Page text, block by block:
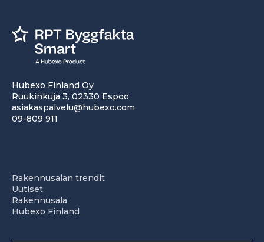
Hubexo Finland Oy
Ruukinkuja 3, 02330 Espoo
asiakaspalvelu@hubexo.com
09-809 911
Rakennusalan trendit
Uutiset
Rakennusala
Hubexo Finland